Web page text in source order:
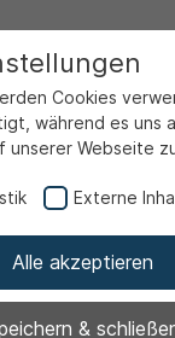
Cookies
während es uns
unserer Webseite
Externe
Alle akzeptieren
&